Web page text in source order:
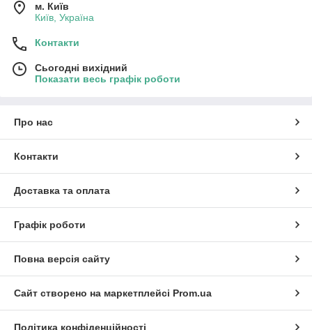
м. Київ
Київ, Україна
Контакти
Сьогодні вихідний
Показати весь графік роботи
Про нас
Контакти
Доставка та оплата
Графік роботи
Повна версія сайту
Сайт створено на маркетплейсі Prom.ua
Політика конфіденційності